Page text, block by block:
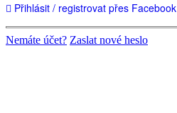
Přihlásit / registrovat přes Facebook
Nemáte účet? Zaslat nové heslo